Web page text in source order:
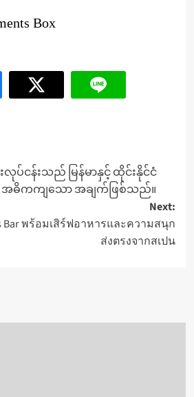
Box
းလုပ်ငန်းသည် မြန်မာနှင့် ထိုင်းနိုင်ငံ
အဓိကကျသော အချက်ဖြစ်သည်။
Next:
Bar พร้อมเสิร์ฟอาหารและความสนุก
ส่งตรงจากสเปน